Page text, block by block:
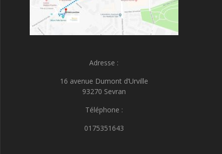
Adresse :
16 avenue Dumont d’Urville
93270 Sevran
Téléphone :
0175351643